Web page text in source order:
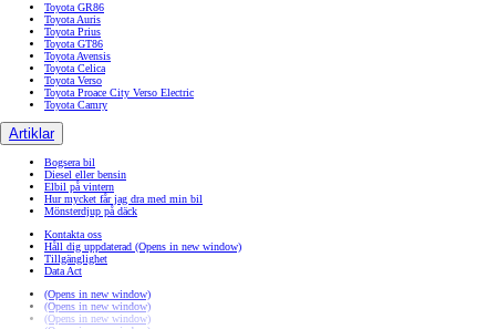
Toyota GR86
Toyota Auris
Toyota Prius
Toyota GT86
Toyota Avensis
Toyota Celica
Toyota Verso
Toyota Proace City Verso Electric
Toyota Camry
Artiklar
Bogsera bil
Diesel eller bensin
Elbil på vintern
Hur mycket får jag dra med min bil
Mönsterdjup på däck
Kontakta oss
Håll dig uppdaterad (Opens in new window)
Tillgänglighet
Data Act
(Opens in new window)
(Opens in new window)
(Opens in new window)